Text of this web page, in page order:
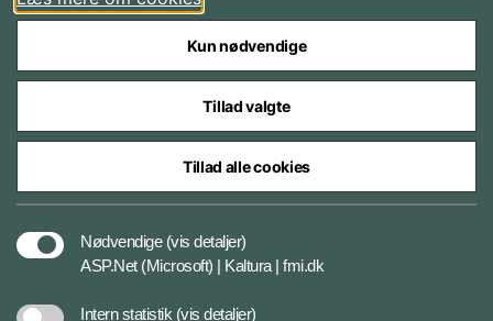
Styrelser og myndigheder under Forsvarsministeriet
Kun nødvendige
Tillad valgte
Tillad alle cookies
Nødvendige (vis detaljer)
ASP.Net (Microsoft) | Kaltura | fmi.dk
Intern statistik (vis detaljer)